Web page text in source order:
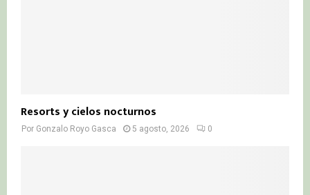
Resorts y cielos nocturnos
Por Gonzalo Royo Gasca 5 agosto, 2026 0